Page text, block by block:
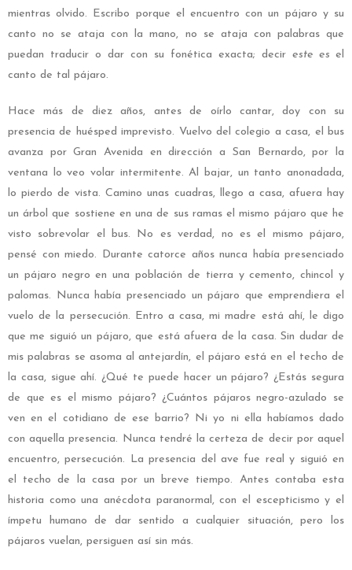
mientras olvido. Escribo porque el encuentro con un pájaro y su
canto no se ataja con la mano, no se ataja con palabras que
puedan traducir o dar con su fonética exacta; decir este es el
canto de tal pájaro.
Hace más de diez años, antes de oírlo cantar, doy con su
presencia de huésped imprevisto. Vuelvo del colegio a casa, el bus
avanza por Gran Avenida en dirección a San Bernardo, por la
ventana lo veo volar intermitente. Al bajar, un tanto anonadada,
lo pierdo de vista. Camino unas cuadras, llego a casa, afuera hay
un árbol que sostiene en una de sus ramas el mismo pájaro que he
visto sobrevolar el bus. No es verdad, no es el mismo pájaro,
pensé con miedo. Durante catorce años nunca había presenciado
un pájaro negro en una población de tierra y cemento, chincol y
palomas. Nunca había presenciado un pájaro que emprendiera el
vuelo de la persecución. Entro a casa, mi madre está ahí, le digo
que me siguió un pájaro, que está afuera de la casa. Sin dudar de
mis palabras se asoma al antejardín, el pájaro está en el techo de
la casa, sigue ahí. ¿Qué te puede hacer un pájaro? ¿Estás segura
de que es el mismo pájaro? ¿Cuántos pájaros negro-azulado se
ven en el cotidiano de ese barrio? Ni yo ni ella habíamos dado
con aquella presencia. Nunca tendré la certeza de decir por aquel
encuentro, persecución. La presencia del ave fue real y siguió en
el techo de la casa por un breve tiempo. Antes contaba esta
historia como una anécdota paranormal, con el escepticismo y el
ímpetu humano de dar sentido a cualquier situación, pero los
pájaros vuelan, persiguen así sin más.